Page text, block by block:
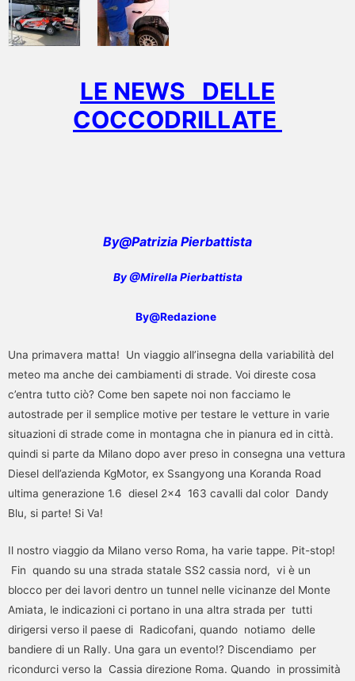
LE NEWS DELLE
COCCODRILLATE
By@Patrizia Pierbattista
By @Mirella Pierbattista
By@Redazione
Una primavera matta! Un viaggio all’insegna della variabilità del
meteo ma anche dei cambiamenti di strade. Voi direste cosa
c’entra tutto ciò? Come ben sapete noi non facciamo le
autostrade per il semplice motive per testare le vetture in varie
situazioni di strade come in montagna che in pianura ed in città.
quindi si parte da Milano dopo aver preso in consegna una vettura
Diesel dell’azienda KgMotor, ex Ssangyong una Koranda Road
ultima generazione 1.6 diesel 2×4 163 cavalli dal color Dandy
Blu, si parte! Si Va!
Il nostro viaggio da Milano verso Roma, ha varie tappe. Pit-stop!
Fin quando su una strada statale SS2 cassia nord, vi è un
blocco per dei lavori dentro un tunnel nelle vicinanze del Monte
Amiata, le indicazioni ci portano in una altra strada per tutti
dirigersi verso il paese di Radicofani, quando notiamo delle
bandiere di un Rally. Una gara un evento!? Discendiamo per
ricondurci verso la Cassia direzione Roma. Quando in prossimità